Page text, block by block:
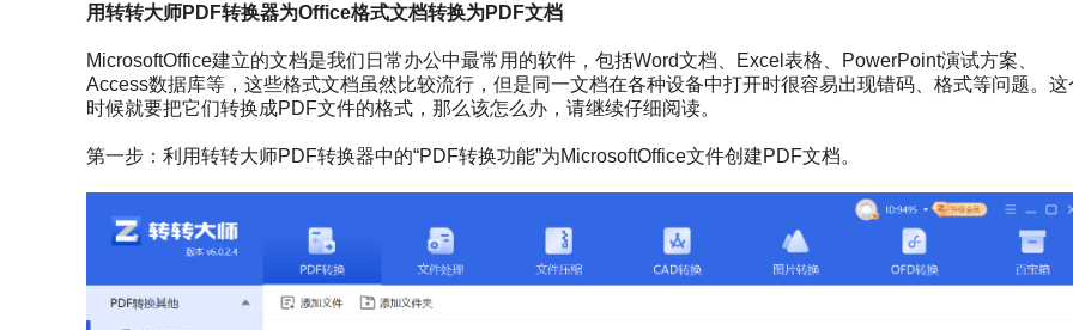
用转转大师PDF转换器为Office格式文档转换为PDF文档
MicrosoftOffice建立的文档是我们日常办公中最常用的软件，包括Word文档、Excel表格、PowerPoint演试方案、
Access数据库等，这些格式文档虽然比较流行，但是同一文档在各种设备中打开时很容易出现错码、格式等问题。这
时候就要把它们转换成PDF文件的格式，那么该怎么办，请继续仔细阅读。
第一步：利用转转大师PDF转换器中的“PDF转换功能”为MicrosoftOffice文件创建PDF文档。